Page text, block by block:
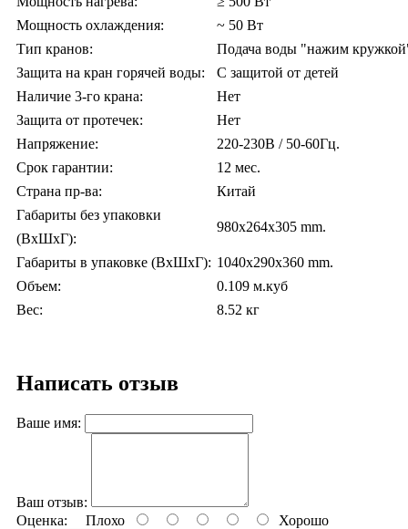
Мощность охлаждения:
~ 50 Вт
Тип кранов:
Подача воды "нажим
Защита на кран горячей воды:
С защитой от детей
Наличие 3-го крана:
Нет
Защита от протечек:
Нет
Напряжение:
220-230В / 50-60Гц.
Срок гарантии:
12 мес.
Страна пр-ва:
Китай
Габариты без упаковки
(ВxШxГ):
980x264x305 mm.
Габариты в упаковке (ВxШxГ): 1040x290x360 mm.
Объем:
0.109 м.куб
Вес:
8.52 кг
Написать отзыв
Ваше имя:
Ваш отзыв:
Оценка: Плохо Хорошо